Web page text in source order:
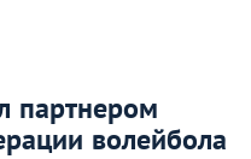
партнером
волейбола